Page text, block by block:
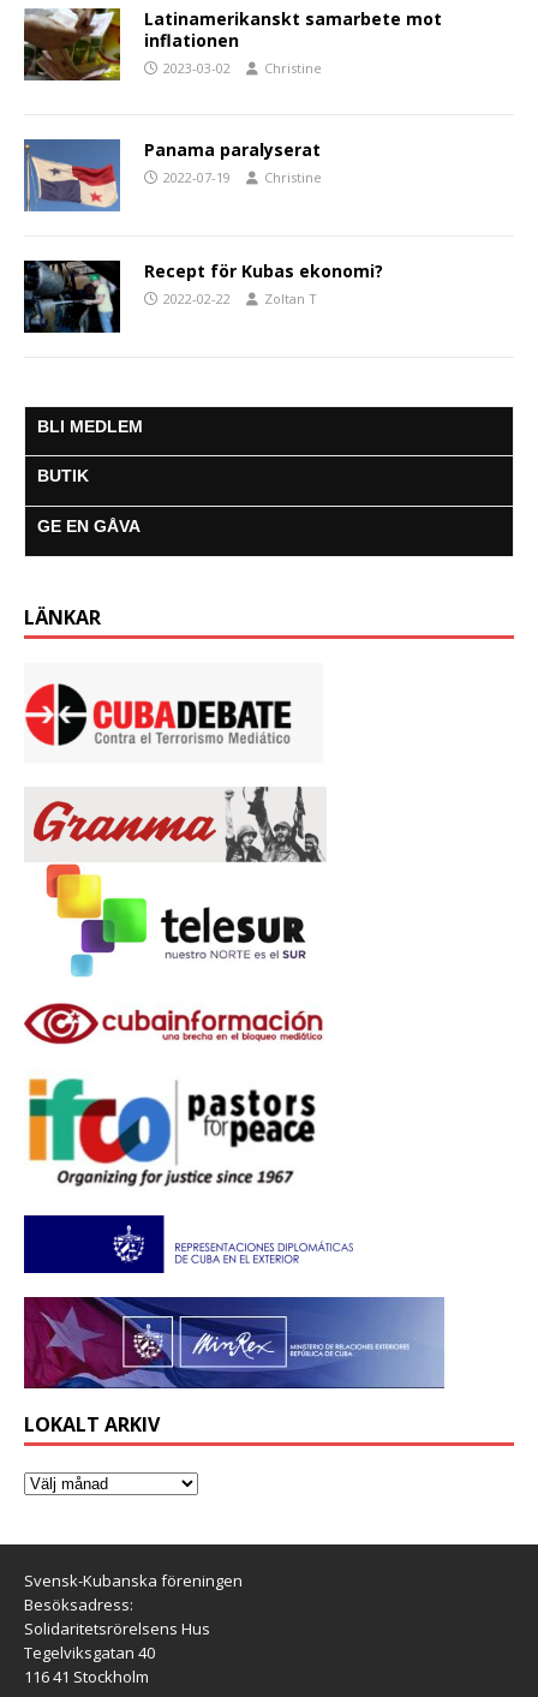
Latinamerikanskt samarbete mot
inflationen
2023-03-02 Christine
Panama paralyserat
2022-07-19 Christine
Recept för Kubas ekonomi?
2022-02-22 Zoltan T
BLI MEDLEM
BUTIK
GE EN GÅVA
LÄNKAR
LOKALT ARKIV
Svensk-Kubanska föreningen
Besöksadress:
Solidaritetsrörelsens Hus
Tegelviksgatan 40
116 41 Stockholm